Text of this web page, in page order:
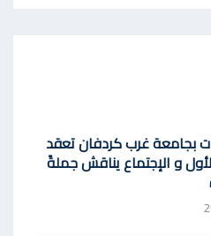
بجامعة غرب كردفان تعقد
و الإجتماع يناقش جملةً